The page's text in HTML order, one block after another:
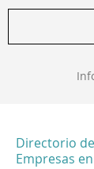
Directorio
Empresas en